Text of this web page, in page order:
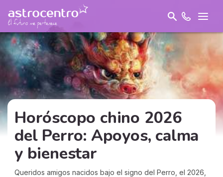
Horóscopo chino 2026
del Perro: Apoyos, calma
y bienestar
Queridos amigos nacidos bajo el signo del Perro, el 2026,